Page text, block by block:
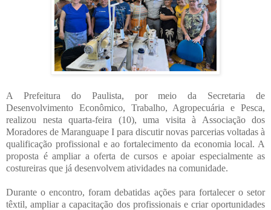
A Prefeitura do Paulista, por meio da Secretaria de
Desenvolvimento Econômico, Trabalho, Agropecuária e Pesca,
realizou nesta quarta-feira (10), uma visita à Associação dos
Moradores de Maranguape I para discutir novas parcerias voltadas à
qualificação profissional e ao fortalecimento da economia local. A
proposta é ampliar a oferta de cursos e apoiar especialmente as
costureiras que já desenvolvem atividades na comunidade.
Durante o encontro, foram debatidas ações para fortalecer o setor
têxtil, ampliar a capacitação dos profissionais e criar oportunidades